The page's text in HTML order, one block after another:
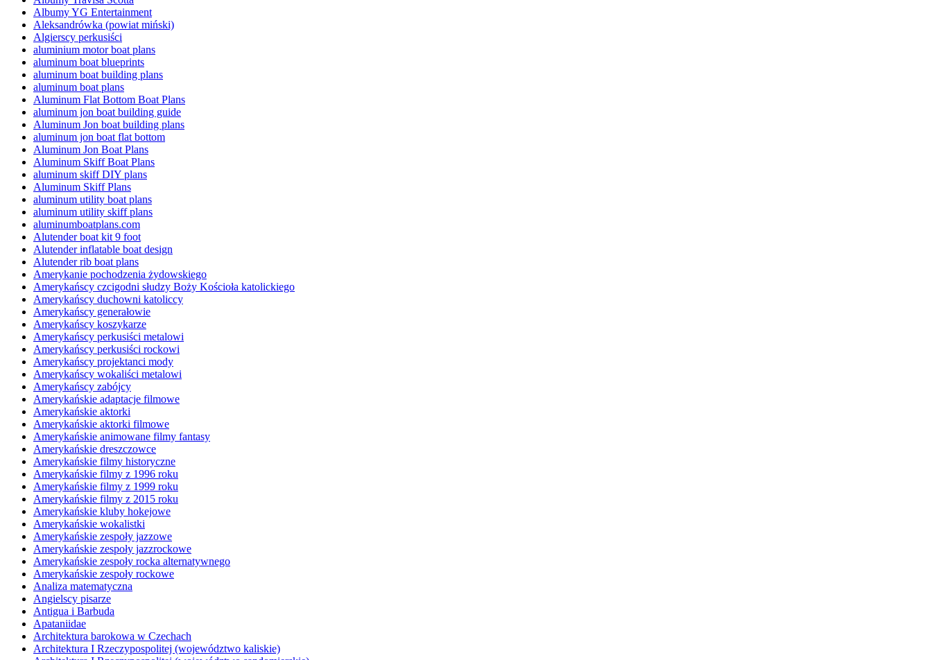
Albumy YG Entertainment
Aleksandrówka (powiat miński)
Algierscy perkusiści
aluminium motor boat plans
aluminum boat blueprints
aluminum boat building plans
aluminum boat plans
Aluminum Flat Bottom Boat Plans
aluminum jon boat building guide
Aluminum Jon boat building plans
aluminum jon boat flat bottom
Aluminum Jon Boat Plans
Aluminum Skiff Boat Plans
aluminum skiff DIY plans
Aluminum Skiff Plans
aluminum utility boat plans
aluminum utility skiff plans
aluminumboatplans.com
Alutender boat kit 9 foot
Alutender inflatable boat design
Alutender rib boat plans
Amerykanie pochodzenia żydowskiego
Amerykańscy czcigodni słudzy Boży Kościoła katolickiego
Amerykańscy duchowni katoliccy
Amerykańscy generałowie
Amerykańscy koszykarze
Amerykańscy perkusiści metalowi
Amerykańscy perkusiści rockowi
Amerykańscy projektanci mody
Amerykańscy wokaliści metalowi
Amerykańscy zabójcy
Amerykańskie adaptacje filmowe
Amerykańskie aktorki
Amerykańskie aktorki filmowe
Amerykańskie animowane filmy fantasy
Amerykańskie dreszczowce
Amerykańskie filmy historyczne
Amerykańskie filmy z 1996 roku
Amerykańskie filmy z 1999 roku
Amerykańskie filmy z 2015 roku
Amerykańskie kluby hokejowe
Amerykańskie wokalistki
Amerykańskie zespoły jazzowe
Amerykańskie zespoły jazzrockowe
Amerykańskie zespoły rocka alternatywnego
Amerykańskie zespoły rockowe
Analiza matematyczna
Angielscy pisarze
Antigua i Barbuda
Apataniidae
Architektura barokowa w Czechach
Architektura I Rzeczypospolitej (województwo kaliskie)